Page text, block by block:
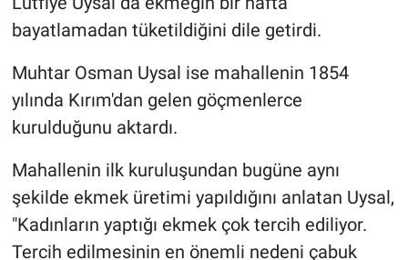
bayatlamadan tüketildiğini dile getirdi.
Muhtar Osman Uysal ise mahallenin 1854
yılında Kırım'dan gelen göçmenlerce
kurulduğunu aktardı.
Mahallenin ilk kuruluşundan bugüne aynı
şekilde ekmek üretimi yapıldığını anlatan Uysal,
"Kadınların yaptığı ekmek çok tercih ediliyor.
Tercih edilmesinin en önemli nedeni çabuk